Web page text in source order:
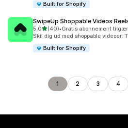
Built for Shopify
SwipeUp Shoppable Videos
5,0ud af 5 stjerner
(40)
40 anmeldelser i alt
•Gratis abonnement
Skil dig ud med shoppable videoer:
Built for Shopify
1 2 3 4